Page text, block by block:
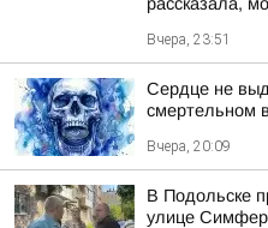
Вчера, 23:51
Сердце не
смертельном
Вчера, 20:09
В Подольске
улице